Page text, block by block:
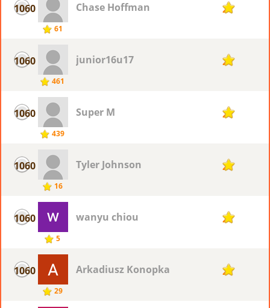
1060
61
Chase Hoffman 2
1060
461
junior16u17 2
1060
439
Super M 2
1060
16
Tyler Johnson 2
1060
5
wanyu chiou 2
1060
29
Arkadiusz Konopka 2